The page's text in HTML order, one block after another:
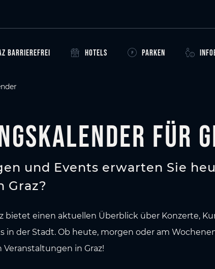
BARRIEREFREI HOTELS PARKEN
für
und Events erwarten Sie
Graz?
bietet einen aktuellen Überblick über Konzerte,
in der Stadt. Ob heute, morgen oder am
in Graz!